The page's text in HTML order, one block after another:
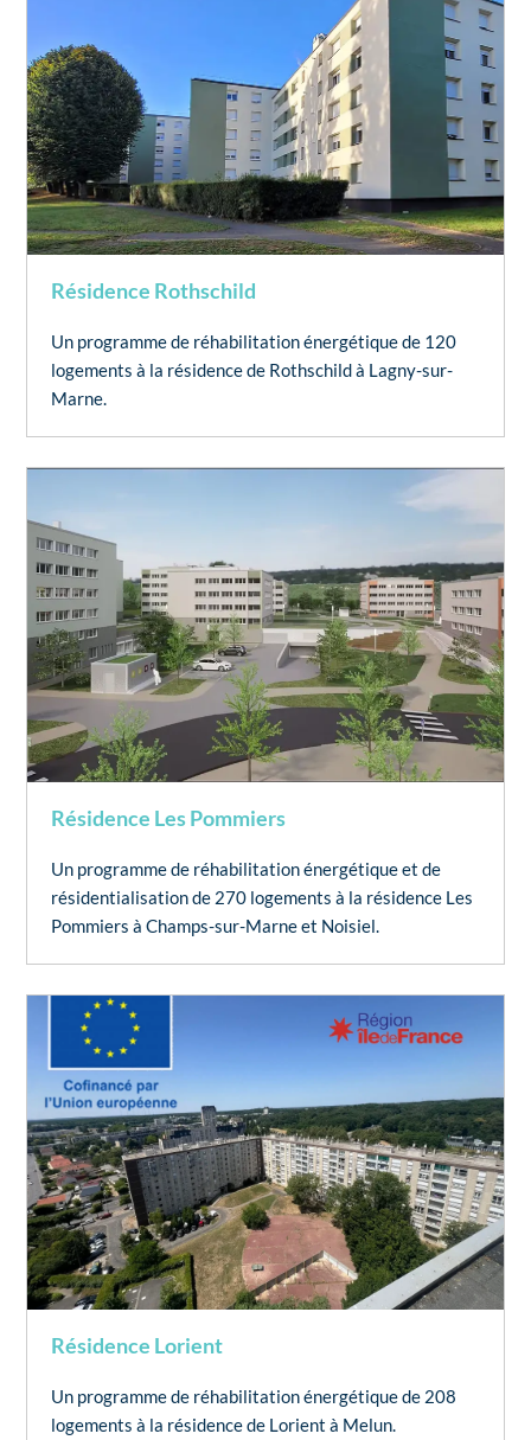
Résidence Rothschild
Un programme de réhabilitation énergétique de 120
logements à la résidence de Rothschild à Lagny-sur-
Marne.
Résidence Les Pommiers
Un programme de réhabilitation énergétique et de
résidentialisation de 270 logements à la résidence Les
Pommiers à Champs-sur-Marne et Noisiel.
Résidence Lorient
Un programme de réhabilitation énergétique de 208
logements à la résidence de Lorient à Melun.